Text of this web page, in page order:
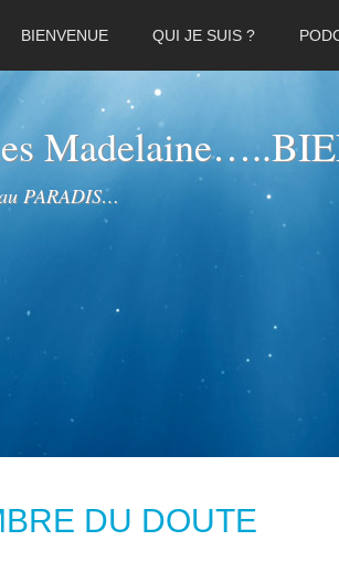
BIENVENUE QUI JE SUIS ?
PARADIS…
DU DOUTE